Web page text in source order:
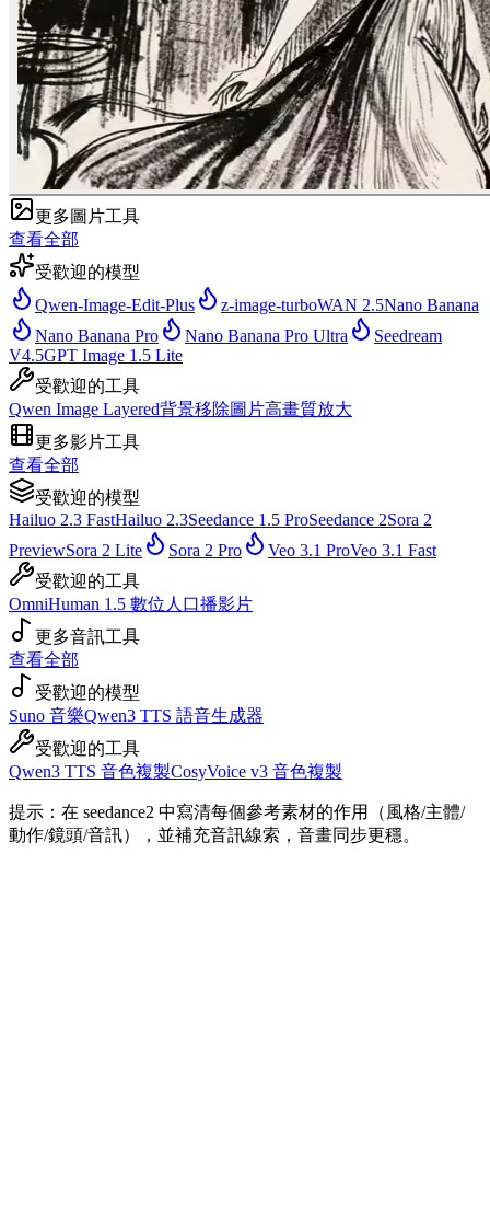
更多圖片工具
查看全部
受歡迎的模型
Qwen-Image-Edit-Plus
z-image-turboWAN 2.5Nano Banana
Nano Banana Pro
Nano Banana Pro Ultra
Seedream
V4.5GPT Image 1.5 Lite
受歡迎的工具
Qwen Image Layered背景移除圖片高畫質放大
更多影片工具
查看全部
受歡迎的模型
Hailuo 2.3 FastHailuo 2.3Seedance 1.5 ProSeedance 2Sora 2
PreviewSora 2 Lite Sora 2 Pro Veo 3.1 ProVeo 3.1 Fast
受歡迎的工具
OmniHuman 1.5 數位人口播影片
更多音訊工具
查看全部
受歡迎的模型
Suno 音樂Qwen3 TTS 語音生成器
受歡迎的工具
Qwen3 TTS 音色複製CosyVoice v3 音色複製
提示：在 seedance2 中寫清每個參考素材的作用（風格/主體/
動作/鏡頭/音訊），並補充音訊線索，音畫同步更穩。